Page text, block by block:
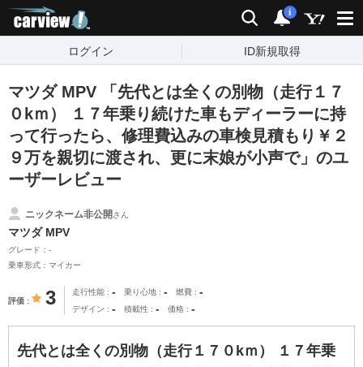
検索 通知
i
ログイン ID新規取得
マツダ MPV 「先代とは全くの別物（走行１７
０kｍ） １７年乗り続けた車もディーラーに持
って行ったら、修理費込みの車検見積もり￥２
９万を親切に渡され、更に末娘が小声で」のユ
ーザーレビュー
ニックネーム非公開さん
マツダ MPV
グレード：-
乗車形式：マイカー
評価 3 走行性能 - 乗り心地 - 燃費 -
デザイン - 積載性 - 価格 -
先代とは全くの別物（走行１７０kｍ） １７年乗